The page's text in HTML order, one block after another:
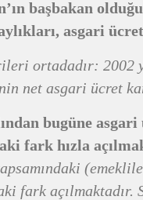
başbakan
asgari
ortadadır: 2002
net asgari ücret
bugüne
fark hızla
fark